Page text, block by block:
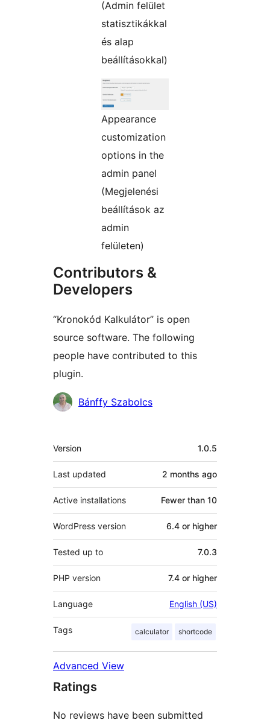
(Admin felület
statisztikákkal
és alap
beállításokkal)
Appearance
customization
options in the
admin panel
(Megjelenési
beállítások az
admin
felületen)
Contributors &
Developers
“Kronokód Kalkulátor” is open
source software. The following
people have contributed to this
plugin.
Contributors
Bánffy Szabolcs
Meta
Version 1.0.5
Last updated 2 months ago
Active installations Fewer than 10
WordPress version 6.4 or higher
Tested up to 7.0.3
PHP version 7.4 or higher
Language English (US)
Tags calculator shortcode
Advanced View
Ratings
No reviews have been submitted